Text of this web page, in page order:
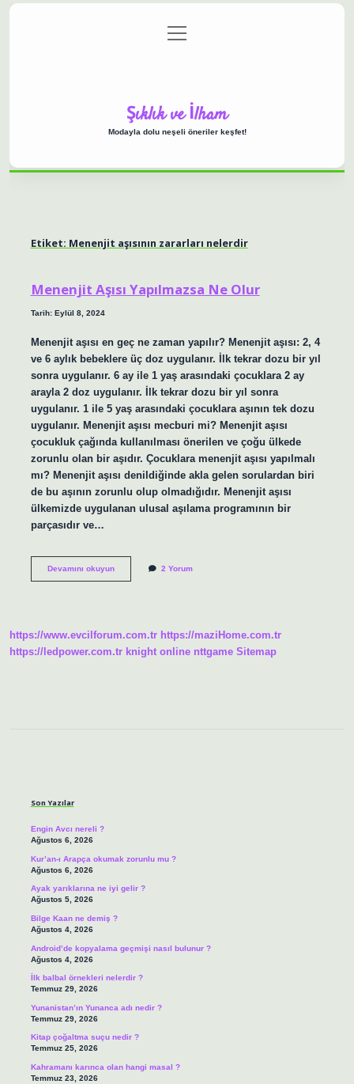
Gizlilik Politikası
menüyü
aç
Şıklık ve İlham
Modayla dolu neşeli öneriler keşfet!
Etiket: Menenjit aşısının zararları nelerdir
Menenjit Aşısı Yapılmazsa Ne Olur
Tarih: Eylül 8, 2024
Menenjit aşısı en geç ne zaman yapılır? Menenjit aşısı: 2, 4
ve 6 aylık bebeklere üç doz uygulanır. İlk tekrar dozu bir yıl
sonra uygulanır. 6 ay ile 1 yaş arasındaki çocuklara 2 ay
arayla 2 doz uygulanır. İlk tekrar dozu bir yıl sonra
uygulanır. 1 ile 5 yaş arasındaki çocuklara aşının tek dozu
uygulanır. Menenjit aşısı mecburi mi? Menenjit aşısı
çocukluk çağında kullanılması önerilen ve çoğu ülkede
zorunlu olan bir aşıdır. Çocuklara menenjit aşısı yapılmalı
mı? Menenjit aşısı denildiğinde akla gelen sorulardan biri
de bu aşının zorunlu olup olmadığıdır. Menenjit aşısı
ülkemizde uygulanan ulusal aşılama programının bir
parçasıdır ve…
Devamını okuyunMenenjit
2 Yorum
https://www.evcilforum.com.tr https://maziHome.com.tr
https://ledpower.com.tr knight online nttgame Sitemap
Son Yazılar
Engin Avcı nereli ?
Ağustos 6, 2026
Kur’an-ı Arapça okumak zorunlu mu ?
Ağustos 6, 2026
Ayak yarıklarına ne iyi gelir ?
Ağustos 5, 2026
Bilge Kaan ne demiş ?
Ağustos 4, 2026
Android’de kopyalama geçmişi nasıl bulunur ?
Ağustos 4, 2026
İlk balbal örnekleri nelerdir ?
Temmuz 29, 2026
Yunanistan’ın Yunanca adı nedir ?
Temmuz 29, 2026
Kitap çoğaltma suçu nedir ?
Temmuz 25, 2026
Kahramanı karınca olan hangi masal ?
Temmuz 23, 2026